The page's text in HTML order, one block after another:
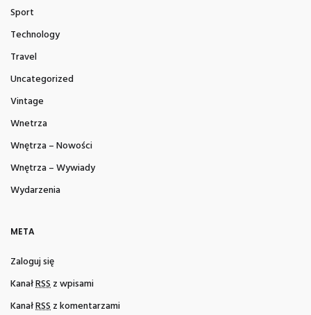
Sport
Technology
Travel
Uncategorized
Vintage
Wnetrza
Wnętrza – Nowości
Wnętrza – Wywiady
Wydarzenia
META
Zaloguj się
KanałRSSz wpisami
KanałRSSz komentarzami